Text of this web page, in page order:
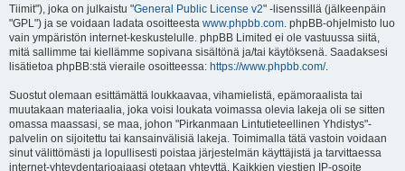
Tiimit"), joka on julkaistu "General Public License v2" -lisenssillä (jälkeenpäin
"GPL") ja se voidaan ladata osoitteesta www.phpbb.com. phpBB-ohjelmisto luo
vain ympäristön internet-keskustelulle. phpBB Limited ei ole vastuussa siitä,
mitä sallimme tai kiellämme sopivana sisältönä ja/tai käytöksenä. Saadaksesi
lisätietoa phpBB:stä vieraile osoitteessa: https://www.phpbb.com/.
Suostut olemaan esittämättä loukkaavaa, vihamielistä, epämoraalista tai
muutakaan materiaalia, joka voisi loukata voimassa olevia lakeja oli se sitten
omassa maassasi, se maa, johon "Pirkanmaan Lintutieteellinen Yhdistys"-
palvelin on sijoitettu tai kansainvälisiä lakeja. Toimimalla tätä vastoin voidaan
sinut välittömästi ja lopullisesti poistaa järjestelmän käyttäjistä ja tarvittaessa
internet-yhteydentarjoajaasi otetaan yhteyttä. Kaikkien viestien IP-osoite